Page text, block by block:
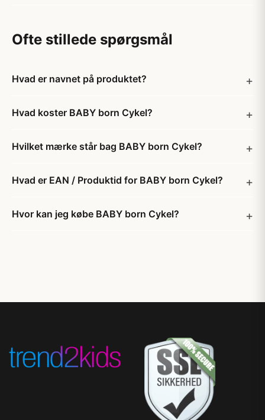
Ofte stillede spørgsmål
Hvad er navnet på produktet?
Hvad koster BABY born Cykel?
Hvilket mærke står bag BABY born Cykel?
Hvad er EAN / Produktid for BABY born Cykel?
Hvor kan jeg købe BABY born Cykel?